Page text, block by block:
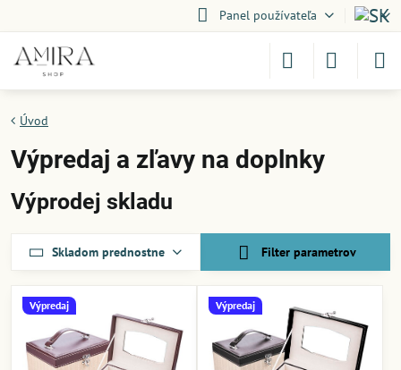
Panel používateľa
Úvod
Výpredaj a zľavy na doplnky
Výprodej skladu
Skladom prednostne Filter parametrov
Výpredaj Výpredaj